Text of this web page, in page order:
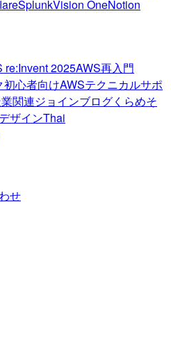
SplunkVision OneNotion
re:Invent 2025AWS再入門
初心者向けAWSテクニカルサポ
関連ジョインブログくらめそ
デザインThai
せ